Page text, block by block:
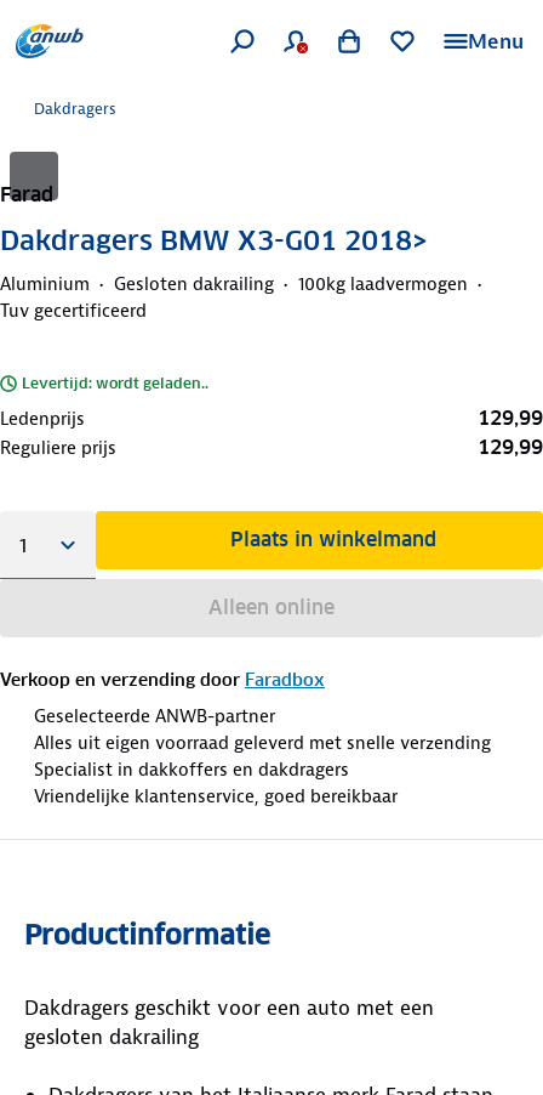
Menu
Dakdragers
Farad
Dakdragers BMW X3-G01 2018>
Aluminium Gesloten dakrailing
100kg laadvermogen
Tuv gecertificeerd
Levertijd: wordt geladen..
Ledenprijs 129,99
Reguliere prijs 129,99
Plaats in winkelmand
Alleen online
Verkoop en verzending door Faradbox
Geselecteerde ANWB-partner
Alles uit eigen voorraad geleverd met snelle verzending
Specialist in dakkoffers en dakdragers
Vriendelijke klantenservice, goed bereikbaar
Productinformatie
Dakdragers geschikt voor een auto met een
gesloten dakrailing